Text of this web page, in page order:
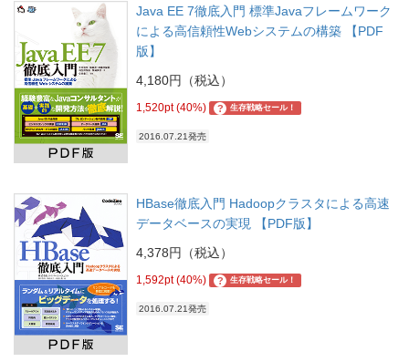
Java EE 7徹底入門 標準Javaフレームワーク
による高信頼性Webシステムの構築 【PDF
版】
4,180円（税込）
1,520pt (40%) ? 生存戦略セール！
2016.07.21発売
HBase徹底入門 Hadoopクラスタによる高速
データベースの実現 【PDF版】
4,378円（税込）
1,592pt (40%) ? 生存戦略セール！
2016.07.21発売